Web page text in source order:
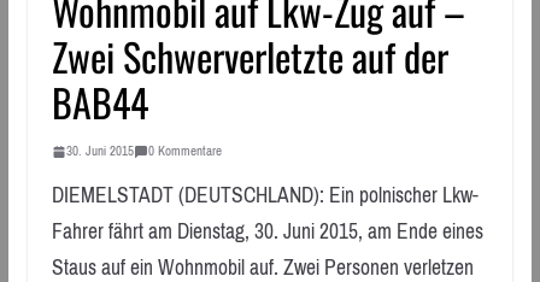
Zwei Schwerverletzte auf der
BAB44
30. Juni 2015 0 Kommentare
DIEMELSTADT (DEUTSCHLAND): Ein polnischer Lkw-
Fahrer fährt am Dienstag, 30. Juni 2015, am Ende eines
Staus auf ein Wohnmobil auf. Zwei Personen verletzen